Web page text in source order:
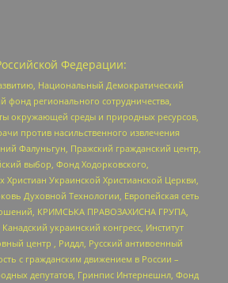
Федерации:
Национальный Демократический
фонд регионального сотрудничества,
окружающей среды и природных ресурсов,
против насильственного извлечения
Фалуньгун, Пражский гражданский центр,
выбор, Фонд Ходорковского,
Украинской Христианской Церкви,
Духовной Технологии, Европейская сеть
КРИМСЬКА ПРАВОЗАХИСНА ГРУПА,
украинский конгресс, Институт
центр , Риддл, Русский антивоенный
с гражданским движением в России –
депутатов, Гринпис Интернешнл, Фонд